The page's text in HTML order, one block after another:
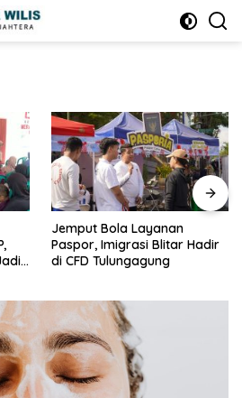
Jemput Bola Layanan
Paspor, Imigrasi Blitar Hadir
di CFD Tulungagung